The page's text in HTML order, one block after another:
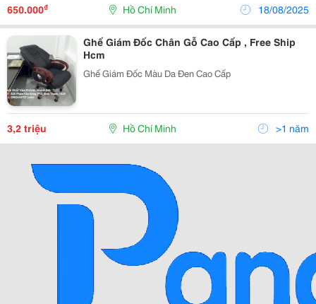
650.000₫ Hồ Chí Minh 18/08/2025
Ghế Giám Đốc Chân Gỗ Cao Cấp , Free Ship
Hcm
Ghế Giám Đốc Màu Da Đen Cao Cấp
3,2 triệu Hồ Chí Minh >1 năm